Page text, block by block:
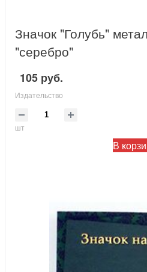
Значок "Голубь"
"серебро"
105 руб.
Издательство
шт
В